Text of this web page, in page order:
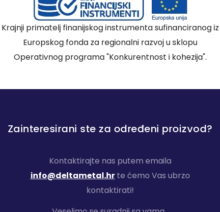
Krajnji primatelj finanijskog instrumenta sufinanciranog iz
Europskog fonda za regionalni razvoj u sklopu
Operativnog programa "Konkurentnost i kohezija".
Zainteresirani ste za određeni proizvod?
Kontaktirajte nas putem emaila
info@deltametal.hrte ćemo Vas ubrzo
kontaktirati!